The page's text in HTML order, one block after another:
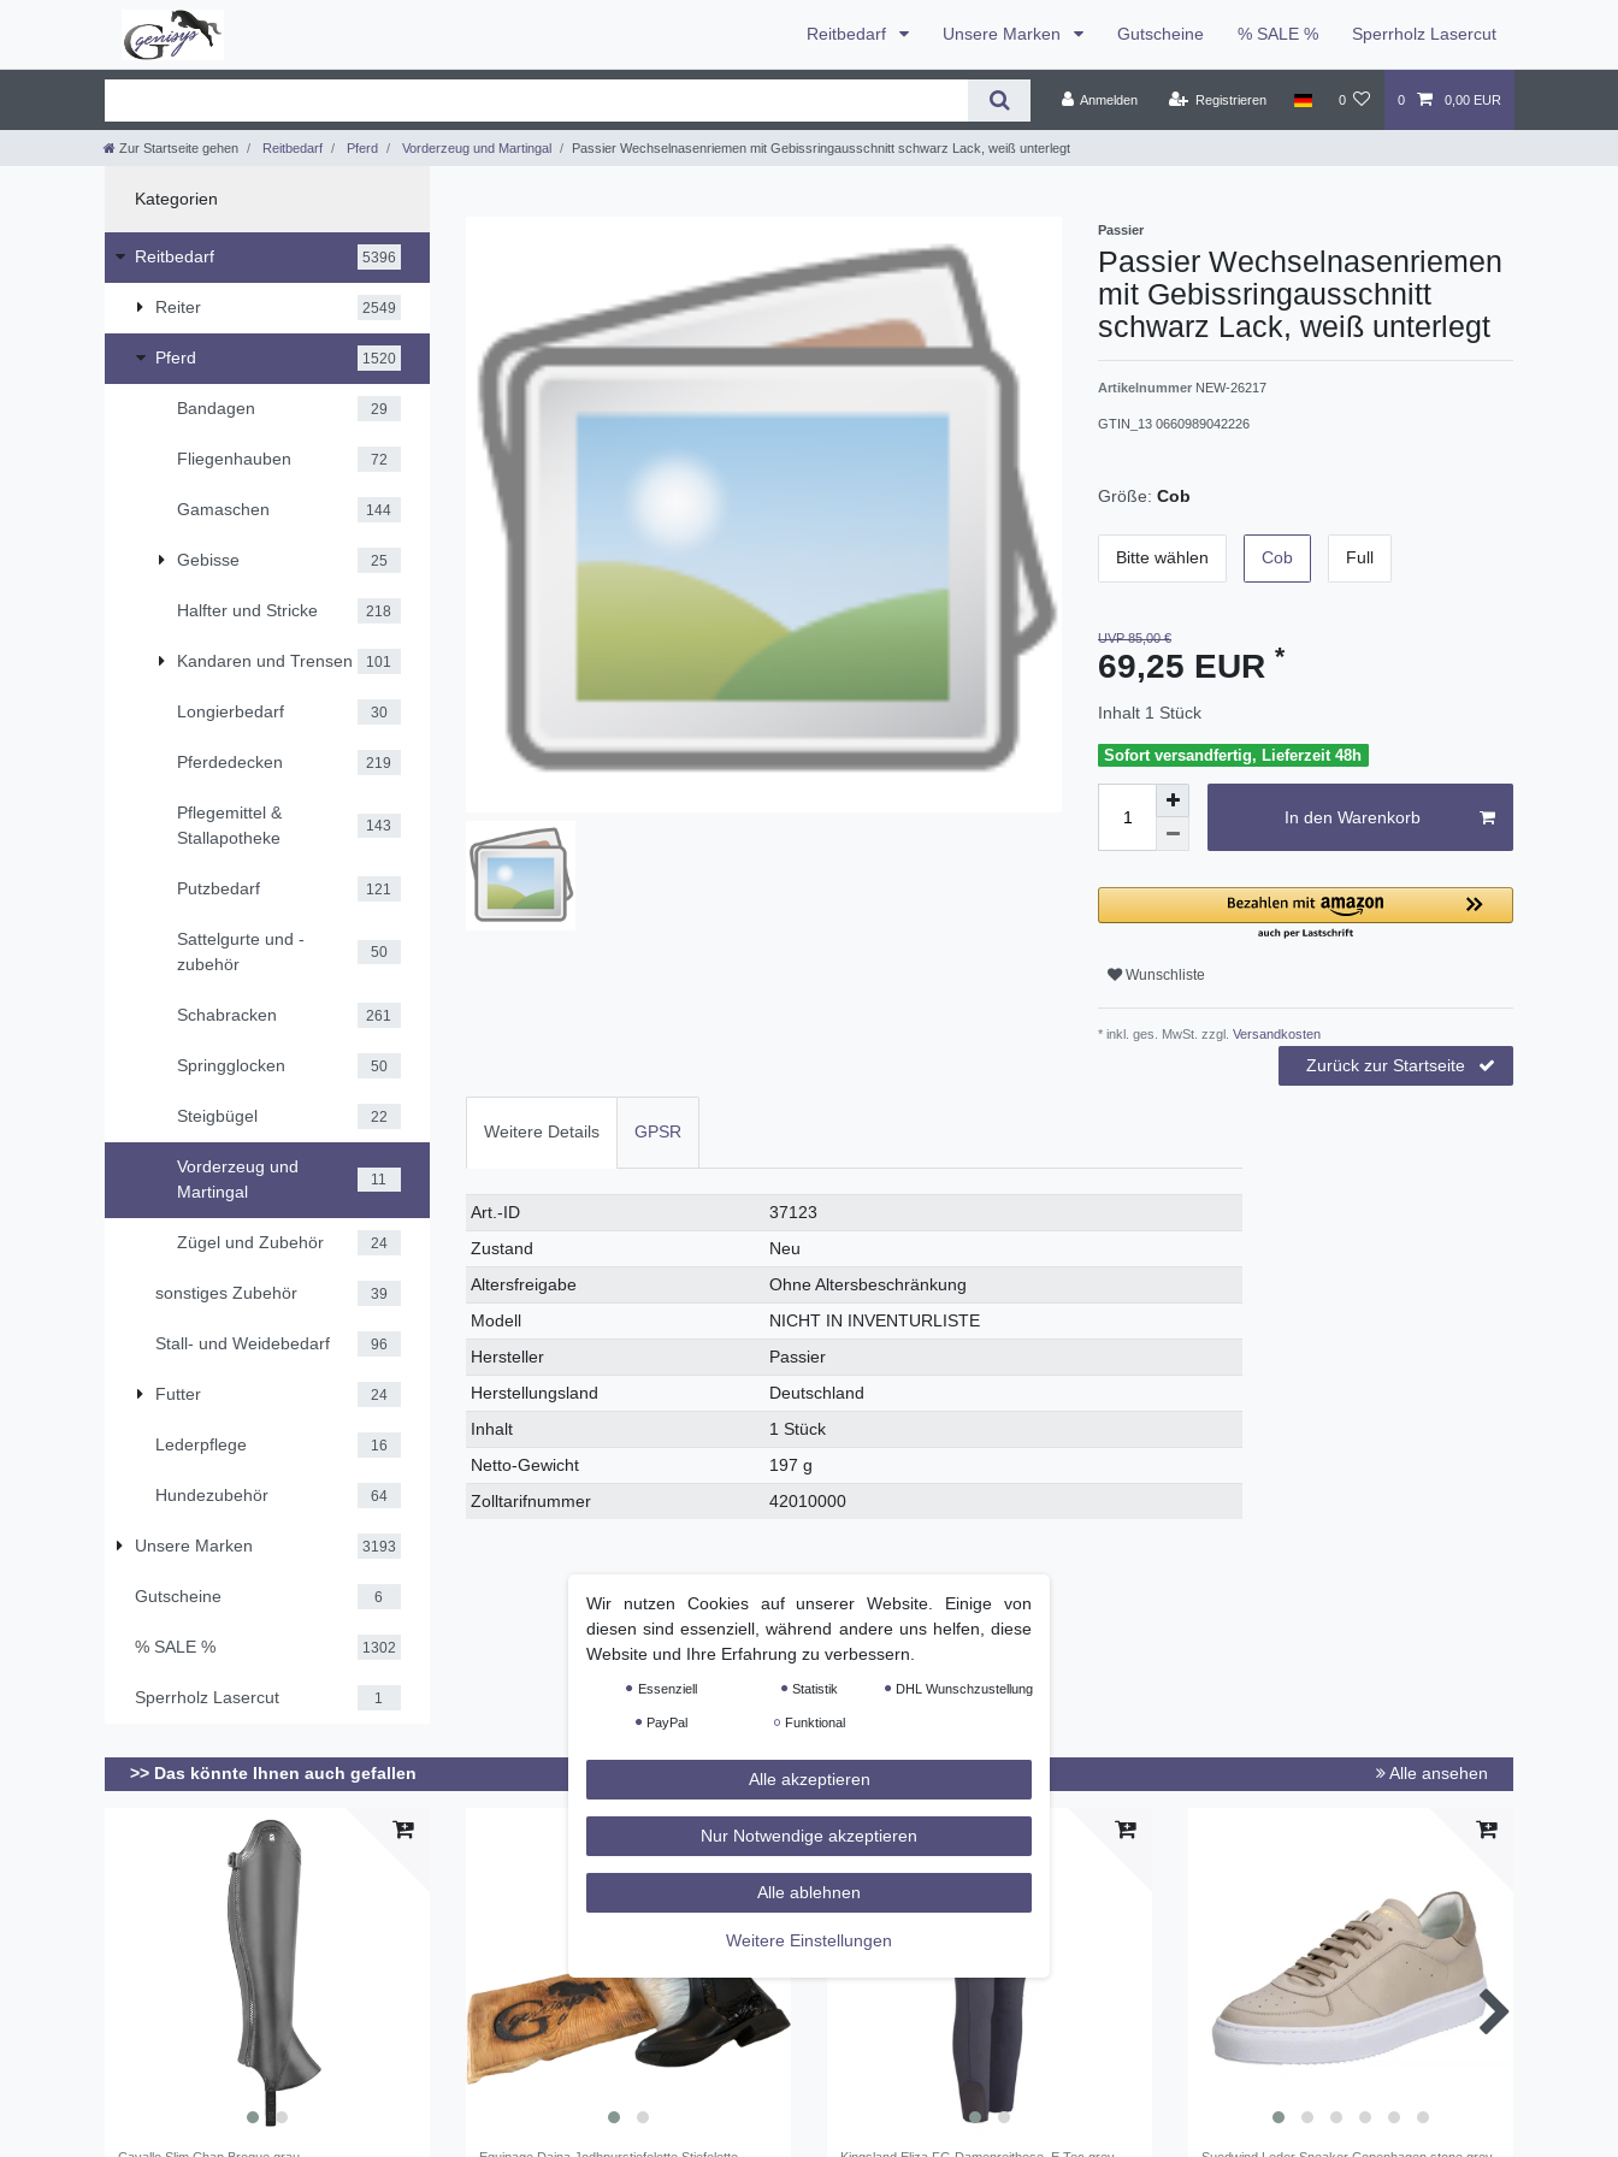
Reitbedarf Unsere Marken Gutscheine % SALE % Sperrholz Lasercut
Anmelden Registrieren 0 0 0,00 EUR
Zur Startseite gehen Reitbedarf Pferd Vorderzeug und Martingal Passier Wechselnasenriemen mit Gebissringausschnitt schwarz Lack, weiß unterlegt
Kategorien
Reitbedarf 5396
Reiter 2549
Pferd 1520
Bandagen 29
Fliegenhauben 72
Gamaschen 144
Gebisse 25
Halfter und Stricke 218
Kandaren und Trensen 101
Longierbedarf 30
Pferdedecken 219
Pflegemittel &
Stallapotheke
143
Putzbedarf 121
Sattelgurte und -
zubehör
50
Schabracken 261
Springglocken 50
Steigbügel 22
Vorderzeug und
Martingal
11
Zügel und Zubehör 24
sonstiges Zubehör 39
Stall- und Weidebedarf 96
Futter 24
Lederpflege 16
Hundezubehör 64
Unsere Marken 3193
Gutscheine 6
% SALE % 1302
Sperrholz Lasercut 1
Passier
Passier Wechselnasenriemen
mit Gebissringausschnitt
schwarz Lack, weiß unterlegt
Artikelnummer NEW-26217
GTIN_13 0660989042226
Größe: Cob
Bitte wählen Cob Full
UVP 85,00 €
69,25 EUR *
Inhalt 1 Stück
Sofort versandfertig, Lieferzeit 48h
In den Warenkorb
Wunschliste
* inkl. ges. MwSt. zzgl. Versandkosten
Weitere Details GPSR
Technisches
Merkmal
Wert
Art.-ID
37123
Zustand
Neu
Altersfreigabe
Ohne Altersbeschränkung
Modell
NICHT IN INVENTURLISTE
Hersteller
Passier
Herstellungsland
Deutschland
Inhalt
1 Stück
Netto-Gewicht
197 g
Zolltarifnummer
42010000
Zurück zur Startseite
>> Das könnte Ihnen auch gefallen Alle ansehen
-28%
Wir nutzen Cookies auf unserer Website. Einige von
diesen sind essenziell, während andere uns helfen, diese
Website und Ihre Erfahrung zu verbessern.
Essenziell Statistik DHL Wunschzustellung
PayPal Funktional
Alle akzeptieren
Nur Notwendige akzeptieren
Alle ablehnen
Weitere Einstellungen